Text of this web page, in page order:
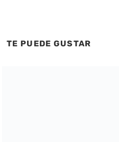
TE PUEDE GUSTAR